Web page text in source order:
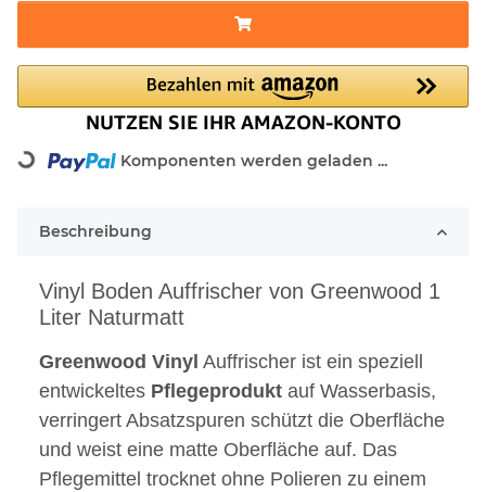
Loading... Komponenten werden geladen ...
Beschreibung
Vinyl Boden Auffrischer von Greenwood 1
Liter Naturmatt
Greenwood Vinyl Auffrischer ist ein speziell
entwickeltes Pflegeprodukt auf Wasserbasis,
verringert Absatzspuren schützt die Oberfläche
und weist eine matte Oberfläche auf. Das
Pflegemittel trocknet ohne Polieren zu einem